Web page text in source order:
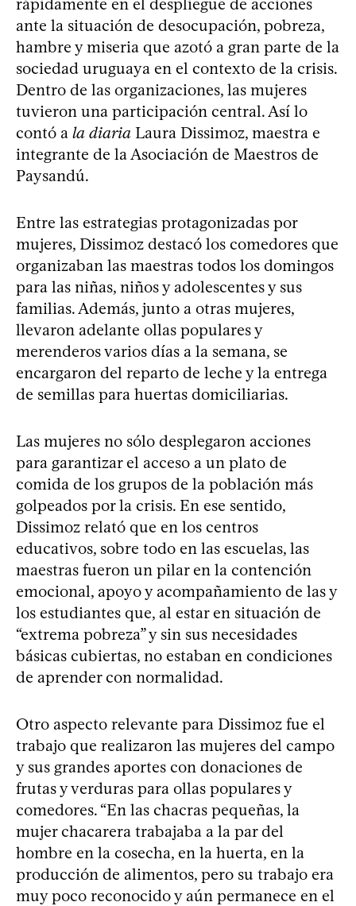
ante la situación de desocupación, pobreza,
hambre y miseria que azotó a gran parte de la
sociedad uruguaya en el contexto de la crisis.
Dentro de las organizaciones, las mujeres
tuvieron una participación central. Así lo
contó a la diaria Laura Dissimoz, maestra e
integrante de la Asociación de Maestros de
Paysandú.
Entre las estrategias protagonizadas por
mujeres, Dissimoz destacó los comedores que
organizaban las maestras todos los domingos
para las niñas, niños y adolescentes y sus
familias. Además, junto a otras mujeres,
llevaron adelante ollas populares y
merenderos varios días a la semana, se
encargaron del reparto de leche y la entrega
de semillas para huertas domiciliarias.
Las mujeres no sólo desplegaron acciones
para garantizar el acceso a un plato de
comida de los grupos de la población más
golpeados por la crisis. En ese sentido,
Dissimoz relató que en los centros
educativos, sobre todo en las escuelas, las
maestras fueron un pilar en la contención
emocional, apoyo y acompañamiento de las y
los estudiantes que, al estar en situación de
“extrema pobreza” y sin sus necesidades
básicas cubiertas, no estaban en condiciones
de aprender con normalidad.
Otro aspecto relevante para Dissimoz fue el
trabajo que realizaron las mujeres del campo
y sus grandes aportes con donaciones de
frutas y verduras para ollas populares y
comedores. “En las chacras pequeñas, la
mujer chacarera trabajaba a la par del
hombre en la cosecha, en la huerta, en la
producción de alimentos, pero su trabajo era
muy poco reconocido y aún permanece en el